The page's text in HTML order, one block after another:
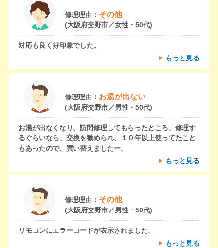
修理理由： その他
(大阪府交野市／女性・50代)
対応も良く好印象でした。
もっと見る
修理理由： お湯が出ない
(大阪府交野市／男性・50代)
お湯が出なくなり、訪問修理してもらったところ、修理す
るぐらいなら、交換を勧められ、１０年以上使ってたこと
もあったので、買い替えましたー。
もっと見る
修理理由： その他
(大阪府交野市／男性・50代)
リモコンにエラーコードが表示されました。
もっと見る